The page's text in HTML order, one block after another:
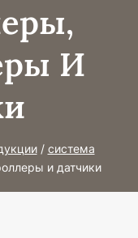
И
/ система
и датчики